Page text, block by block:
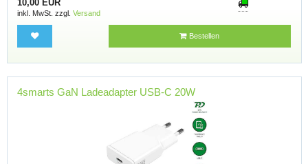
10,00 EUR
inkl. MwSt. zzgl. Versand
Bestellen
4smarts GaN Ladeadapter USB-C 20W